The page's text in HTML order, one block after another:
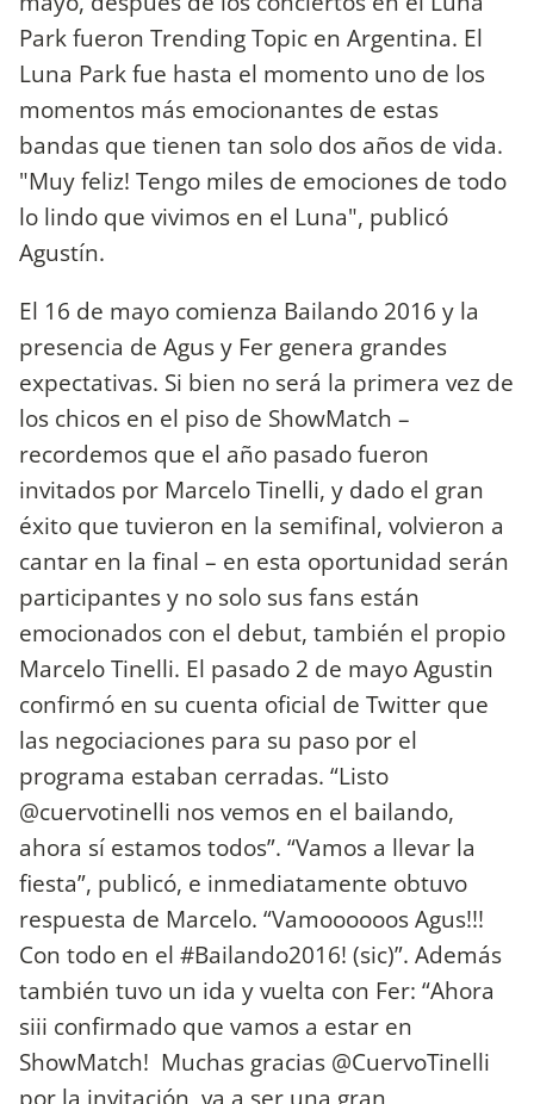
Park fueron Trending Topic en Argentina. El
Luna Park fue hasta el momento uno de los
momentos más emocionantes de estas
bandas que tienen tan solo dos años de vida.
"Muy feliz! Tengo miles de emociones de todo
lo lindo que vivimos en el Luna", publicó
Agustín.
El 16 de mayo comienza Bailando 2016 y la
presencia de Agus y Fer genera grandes
expectativas. Si bien no será la primera vez de
los chicos en el piso de ShowMatch –
recordemos que el año pasado fueron
invitados por Marcelo Tinelli, y dado el gran
éxito que tuvieron en la semifinal, volvieron a
cantar en la final – en esta oportunidad serán
participantes y no solo sus fans están
emocionados con el debut, también el propio
Marcelo Tinelli. El pasado 2 de mayo Agustin
confirmó en su cuenta oficial de Twitter que
las negociaciones para su paso por el
programa estaban cerradas. “Listo
@cuervotinelli nos vemos en el bailando,
ahora sí estamos todos”. “Vamos a llevar la
fiesta”, publicó, e inmediatamente obtuvo
respuesta de Marcelo. “Vamoooooos Agus!!!
Con todo en el #Bailando2016! (sic)”. Además
también tuvo un ida y vuelta con Fer: “Ahora
siii confirmado que vamos a estar en
ShowMatch! Muchas gracias @CuervoTinelli
por la invitación, va a ser una gran